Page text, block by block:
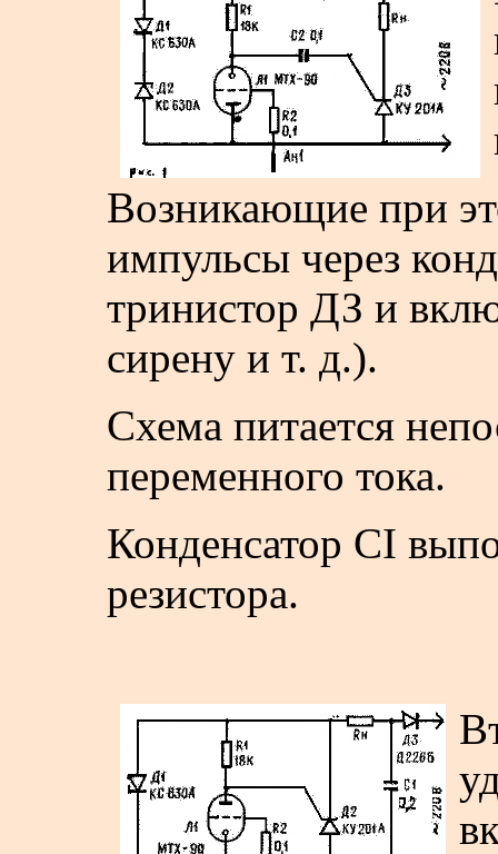
Возникающие при
импульсы через
тринистор ДЗ и
сирену и т. д.).
Схема питается
переменного тока.
Конденсатор CI
резистора.